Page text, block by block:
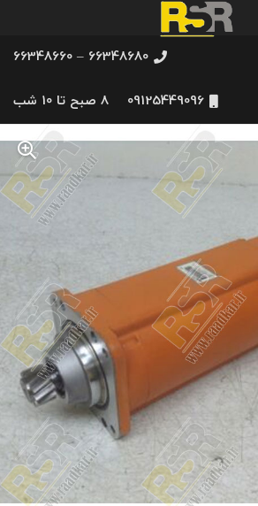
66348680 – 66348660
09125449096 8 صبح تا 10 شب